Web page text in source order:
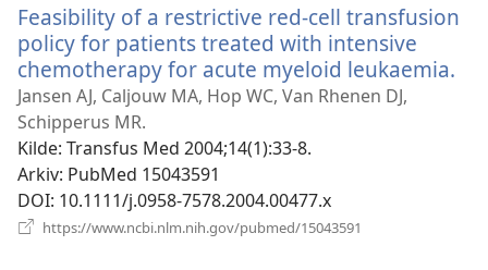
Feasibility of a restrictive red-cell transfusion
policy for patients treated with intensive
chemotherapy for acute myeloid leukaemia.
Jansen AJ, Caljouw MA, Hop WC, Van Rhenen DJ,
Schipperus MR.
Kilde‎: Transfus Med 2004;14(1):33-8.
Arkiv‎: PubMed 15043591
DOI‎: 10.1111/j.0958-7578.2004.00477.x
https://www.ncbi.nlm.nih.gov/pubmed/15043591